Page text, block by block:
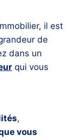
il est
de
dans un
qui vous
,
vous